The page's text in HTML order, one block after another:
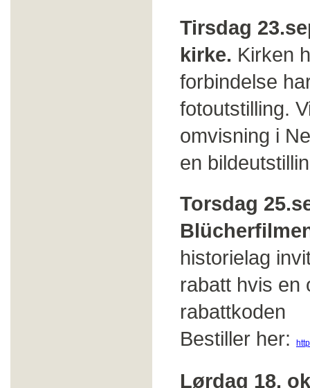
Tirsdag
kirke. Kirken
forbindelse
fotoutstilling.
omvisning i
en
Torsdag
historielag
rabatt hvis en
rabattkoden
Bestiller her:
Lørdag 18.